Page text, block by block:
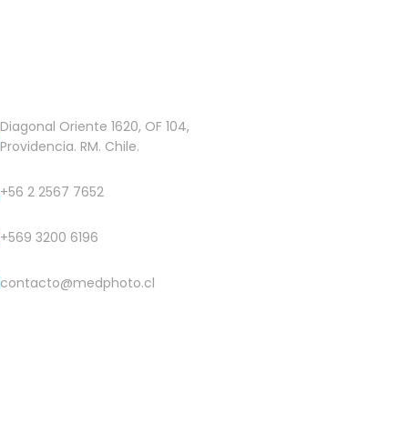
Diagonal Oriente 1620, OF 104,
Providencia. RM. Chile.
+56 2 2567 7652
+569 3200 6196
contacto@medphoto.cl